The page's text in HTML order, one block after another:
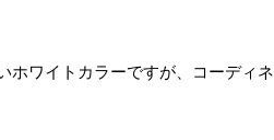
ホワイトカラーですが、コーディネ